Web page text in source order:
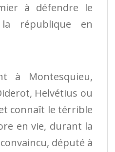
à défendre le
république en
à Montesquieu,
Helvétius ou
connaît le térrible
en vie, durant la
député à